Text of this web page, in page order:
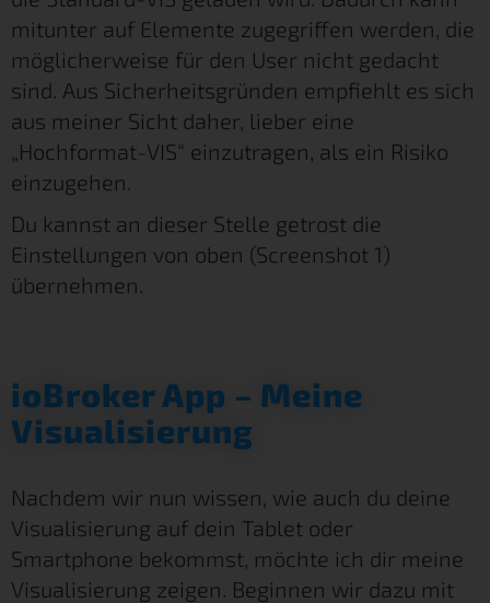
mitunter auf Elemente zugegriffen werden, die
möglicherweise für den User nicht gedacht
sind. Aus Sicherheitsgründen empfiehlt es sich
aus meiner Sicht daher, lieber eine
„Hochformat-VIS“ einzutragen, als ein Risiko
einzugehen.
Du kannst an dieser Stelle getrost die
Einstellungen von oben (Screenshot 1)
übernehmen.
ioBroker App – Meine
Visualisierung
Nachdem wir nun wissen, wie auch du deine
Visualisierung auf dein Tablet oder
Smartphone bekommst, möchte ich dir meine
Visualisierung zeigen. Beginnen wir dazu mit